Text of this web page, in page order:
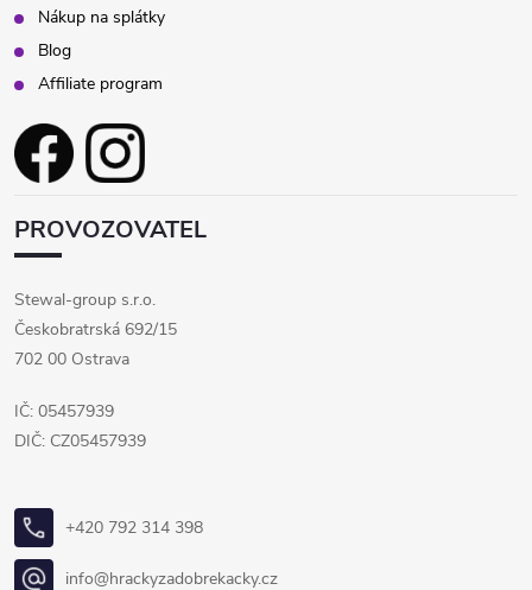
Nákup na splátky
Blog
Affiliate program
PROVOZOVATEL
Stewal-group s.r.o.
Českobratrská 692/15
702 00 Ostrava
IČ: 05457939
DIČ: CZ05457939
+420 792 314 398
info@hrackyzadobrekacky.cz